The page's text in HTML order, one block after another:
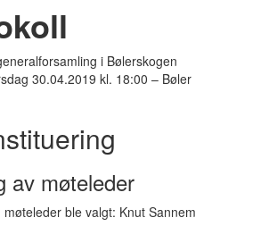
i Bølerskogen
30.04.2019 kl. 18:00 – Bøler
av møteleder
møteleder ble valgt: Knut Sannem